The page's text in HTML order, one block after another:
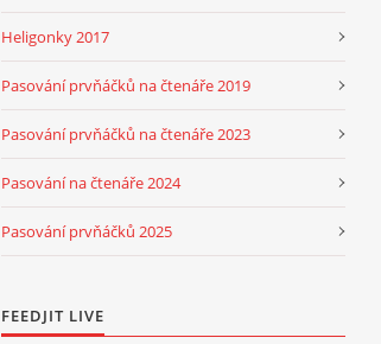
Heligonky 2017
Pasování prvňáčků na čtenáře 2019
Pasování prvňáčků na čtenáře 2023
Pasování na čtenáře 2024
Pasování prvňáčků 2025
FEEDJIT LIVE